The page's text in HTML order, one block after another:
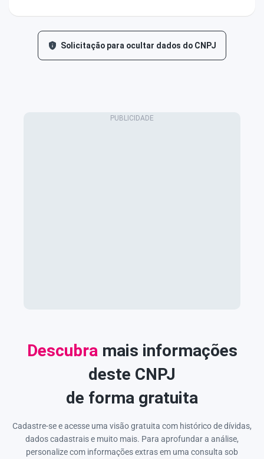
Solicitação para ocultar dados do CNPJ
Descubra mais informações
deste CNPJ
de forma gratuita
Cadastre-se e acesse uma visão gratuita com histórico de dívidas,
dados cadastrais e muito mais. Para aprofundar a análise,
personalize com informações extras em uma consulta sob